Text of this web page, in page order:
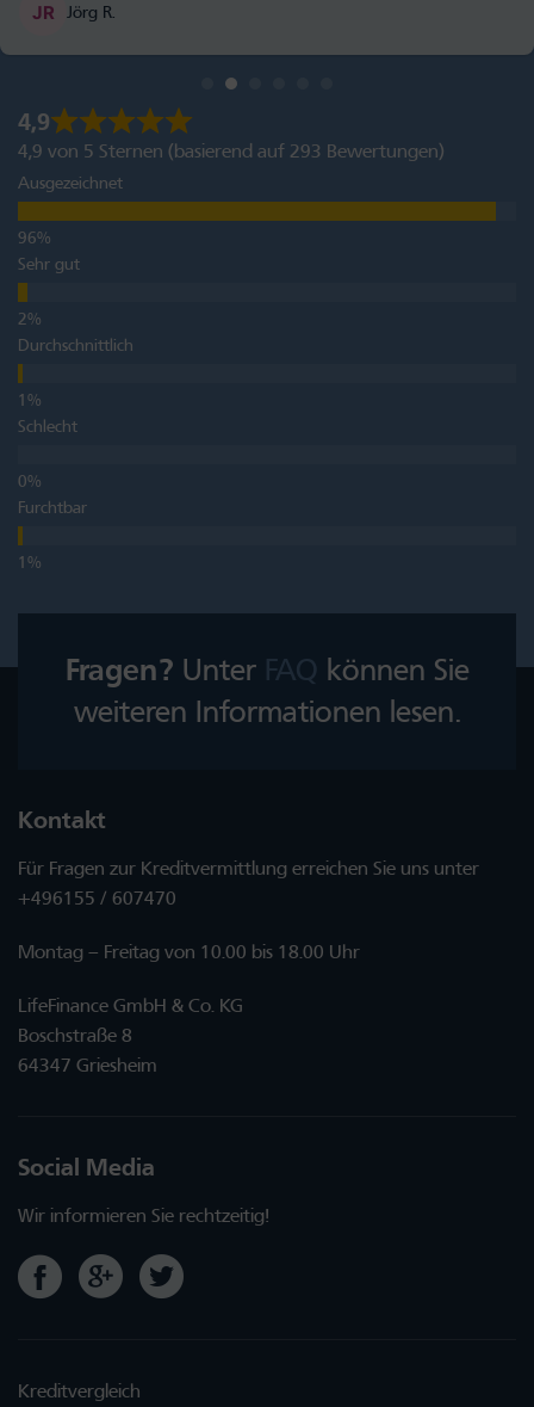
Jörg R.
4,9
4,9 von 5 Sternen (basierend auf 293 Bewertungen)
Ausgezeichnet
Sehr gut
Durchschnittlich
Schlecht
Furchtbar
Fragen? Unter FAQ können Sie
weiteren Informationen lesen.
Kontakt
Für Fragen zur Kreditvermittlung erreichen Sie uns unter
+496155 / 607470
Montag – Freitag von 10.00 bis 18.00 Uhr
LifeFinance GmbH & Co. KG
Boschstraße 8
64347 Griesheim
Social Media
Wir informieren Sie rechtzeitig!
Kreditvergleich